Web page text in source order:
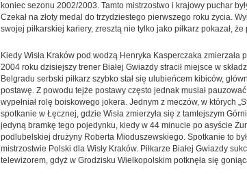
koniec sezonu 2002/2003. Tamto mistrzostwo i krajowy puchar
Czekał na złoty medal do trzydziestego pierwszego roku życia.
swojej piłkarskiej kariery, zresztą nie tylko jako piłkarz pokazał,
Kiedy Wisła Kraków pod wodzą Henryka Kasperczaka
2004 roku dzisiejszy trener Białej Gwiazdy stracił miejsce w
Belgradu serbski piłkarz szybko stał się ulubieńcem kibiców,
postawę. Z powodu tejże postawy często jednak musiał
wypełniał rolę boiskowego jokera. Jednym z meczów, w których
spotkanie w Łęcznej, gdzie Wisła zmierzyła się z tamtejszym
jedyną bramkę tego pojedynku, kiedy w 44 minucie po asyście
podlubelskiej drużyny Roberta Mioduszewskiego. Spotkanie to
mistrzostwie Polski dla Wisły Kraków. Piłkarze Białej Gwiazdy
telewizorem, gdyż w Grodzisku Wielkopolskim potknęła się